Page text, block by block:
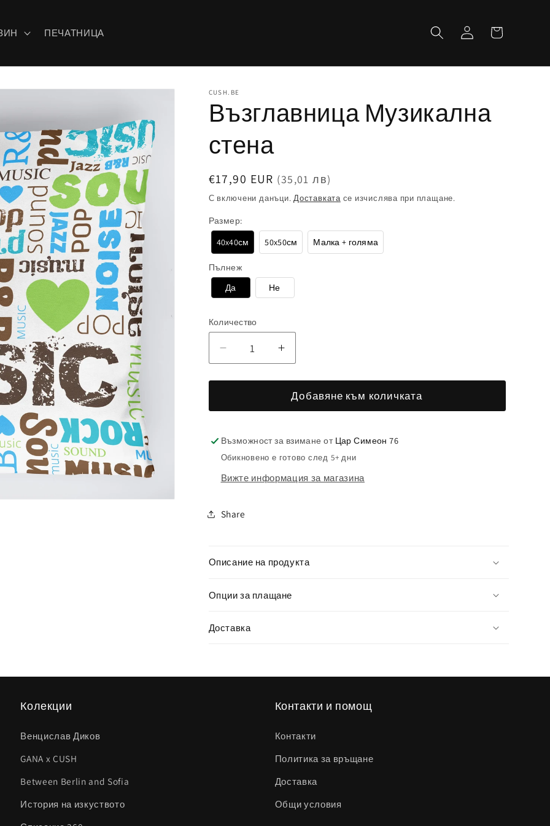
ПЕЧАТНИЦА Влизане Количка
CUSH.BE
Възглавница Музикална
стена
Обичайна
цена
€17,90 EUR (35,01 лв)
С включени данъци.Доставкатасе изчислява при плащане.
Размер:
40x40см 50x50см Малка + голяма
Пълнеж
Да Не
Количество
Намаляване
Музикална
стена
Увеличаване
за
Музикална
Добавяне към количката
Възможност за взимане от Цар Симеон 76
Обикновено е готово след 5+ дни
Вижте информация за магазина
Share
Описание на продукта
Опции за плащане
Доставка
Колекции
Венцислав Диков
GANA x CUSH
Between Berlin and Sofia
История на изкуството
Контакти и помощ
Контакти
Политика за връщане
Доставка
Общи условия